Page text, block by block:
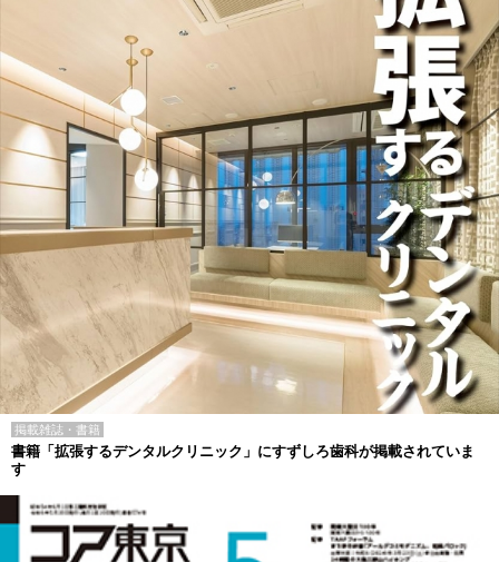
掲載雑誌・書籍
書籍「拡張するデンタルクリニック」にすずしろ歯科が掲載されていま
す